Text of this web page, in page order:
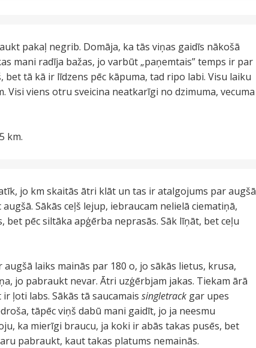
pakaļ negrib. Domāja, ka tās viņas gaidīs nākošā
mani radīja bažas, jo varbūt „paņemtais” temps ir par
tā kā ir līdzens pēc kāpuma, tad ripo labi. Visu laiku
viens otru sveicina neatkarīgi no dzimuma, vecuma
km.
jo km skaitās ātri klāt un tas ir atalgojums par augšā
Sākās ceļš lejup, iebraucam nelielā ciematiņā,
pēc siltāka apģērba neprasās. Sāk līņāt, bet ceļu
laiks mainās par 180 o, jo sākās lietus, krusa,
jo pabraukt nevar. Ātri uzģērbjam jakas. Tiekam ārā
ļoti labs. Sākās tā saucamaissingletrack gar upes
tāpēc viņš dabū mani gaidīt, jo ja neesmu
ka mierīgi braucu, ja koki ir abās takas pusēs, bet
pabraukt, kaut takas platums nemainās.